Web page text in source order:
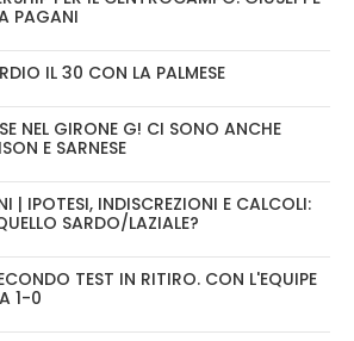
PAGANI
IL 30 CON LA PALMESE
NEL GIRONE G! CI SONO ANCHE
E SARNESE
| IPOTESI, INDISCREZIONI E CALCOLI:
SARDO/LAZIALE?
TEST IN RITIRO. CON L'EQUIPE
1-0